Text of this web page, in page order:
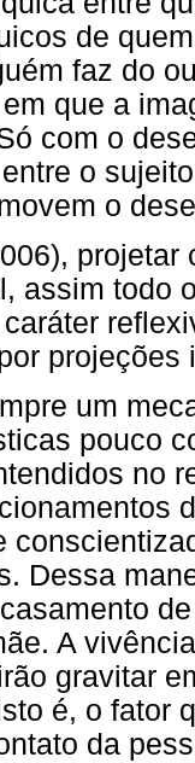
de
faz do
que a
com o
o
o
assim todo
projeções
um
pouco
no
Dessa
A
gravitar
é, o fator
da